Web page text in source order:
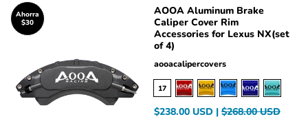
Ahorra
$30
AOOA Aluminum Brake
Caliper Cover Rim
Accessories for Lexus NX(set
of 4)
aooacalipercovers
17
$238.00 USD | $268.00 USD